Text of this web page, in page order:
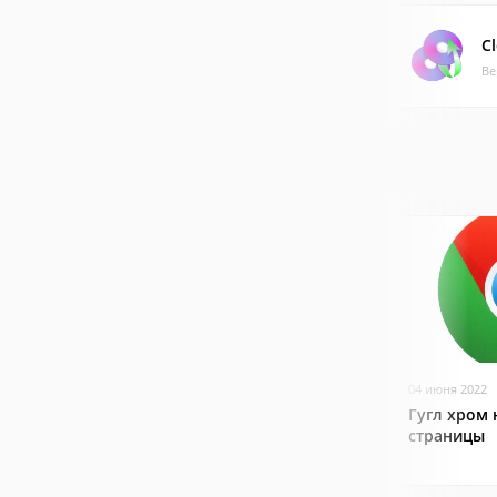
04 июня 2022
Гугл хром
страницы